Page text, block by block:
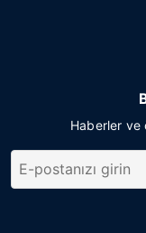
Haberler ve